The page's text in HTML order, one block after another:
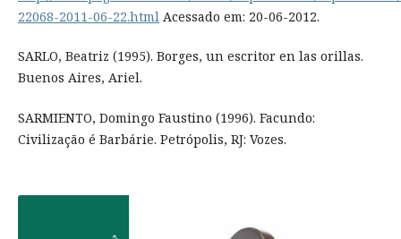
22068-2011-06-22.htmlAcessado em: 20-06-2012.
SARLO, Beatriz (1995). Borges, un escritor en las orillas.
Buenos Aires, Ariel.
SARMIENTO, Domingo Faustino (1996). Facundo:
Civilização é Barbárie. Petrópolis, RJ: Vozes.